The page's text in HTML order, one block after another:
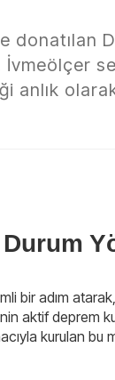
donatılan
İvmeölçer
anlık
bir adım
aktif deprem
kurulan bu